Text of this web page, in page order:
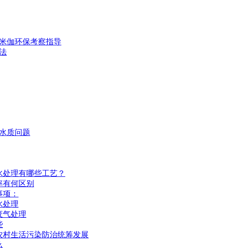
伽环保考察指导
质问题
理有哪些工艺？
何区别
：
处理
气处理
生活污染防治统筹发展